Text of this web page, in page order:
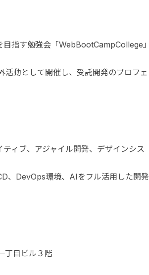
指す勉強会「WebBootCampCollege」
活動として開催し、受託開発のプロフェ
ィブ、アジャイル開発、デザインシス
、DevOps環境、AIをフル活用した開発
丁目ビル３階